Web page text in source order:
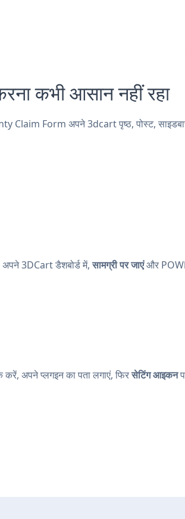
कभी आसान नहीं रहा
Form अपने 3dcart पृष्ठ, पोस्ट,
3DCart डैशबोर्ड में,सामग्री पर जाएंऔर
करें, अपने प्लगइन का पता लगाएं, फिरसेटिंग आइकन